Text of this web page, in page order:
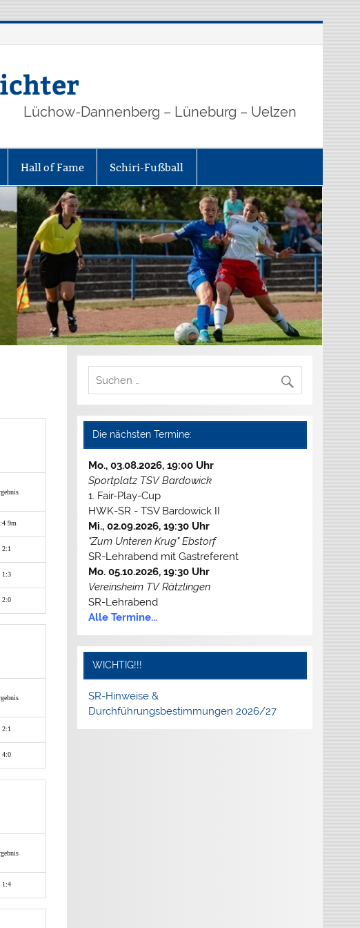
Lüchow-Dannenberg – Lüneburg – Uelzen
Hall of Fame Schiri-Fußball
9m
2:1
1:3
2:0
2:1
4:0
1:4
Die nächsten Termine:
Mo., 03.08.2026, 19:00 Uhr
Sportplatz TSV Bardowick
1. Fair-Play-Cup
HWK-SR - TSV Bardowick II
Mi., 02.09.2026, 19:30 Uhr
"Zum Unteren Krug" Ebstorf
SR-Lehrabend mit Gastreferent
Mo. 05.10.2026, 19:30 Uhr
Vereinsheim TV Rätzlingen
SR-Lehrabend
Alle Termine...
WICHTIG!!!
SR-Hinweise &
Durchführungsbestimmungen 2026/27